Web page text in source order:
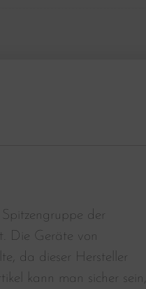
der
Die Geräte von
da dieser Hersteller
kann man sicher sein,